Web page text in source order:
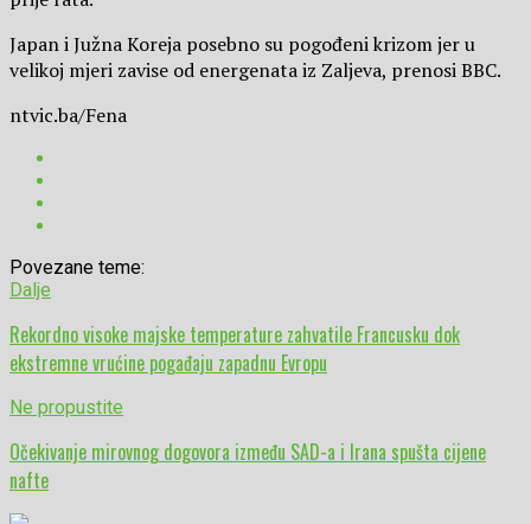
Japan i Južna Koreja posebno su pogođeni krizom jer u
velikoj mjeri zavise od energenata iz Zaljeva, prenosi BBC.
ntvic.ba/Fena
Povezane teme:
Dalje
Rekordno visoke majske temperature zahvatile Francusku dok
ekstremne vrućine pogađaju zapadnu Evropu
Ne propustite
Očekivanje mirovnog dogovora između SAD-a i Irana spušta cijene
nafte